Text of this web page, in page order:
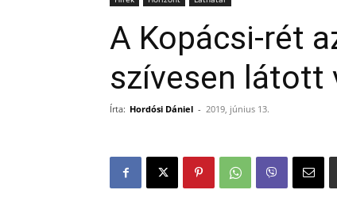
A Kopácsi-rét
szívesen látott
Írta: Hordósi Dániel - 2019, június 13.